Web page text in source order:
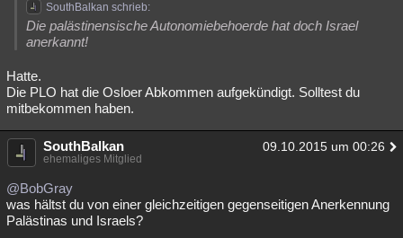
SouthBalkan schrieb:
Die palästinensische Autonomiebehoerde hat doch Israel
anerkannt!
Hatte.
Die PLO hat die Osloer Abkommen aufgekündigt. Solltest du
mitbekommen haben.
SouthBalkan 09.10.2015 um 00:26
ehemaliges Mitglied
@BobGray
was hältst du von einer gleichzeitigen gegenseitigen Anerkennung
Palästinas und Israels?